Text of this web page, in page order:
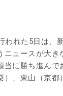
れた5日は、
ュースが大
に勝ち進んで
、東山（京